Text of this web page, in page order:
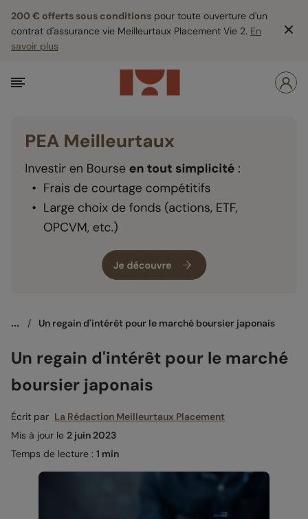
200 € offerts sous conditions pour toute ouverture d'un
contrat d'assurance vie Meilleurtaux Placement Vie 2. En
savoir plus
... / Un regain d'intérêt pour le marché boursier japonais
Un regain d'intérêt pour le marché
boursier japonais
Écrit par La Rédaction Meilleurtaux Placement
Mis à jour le 2 juin 2023
Temps de lecture : 1 min